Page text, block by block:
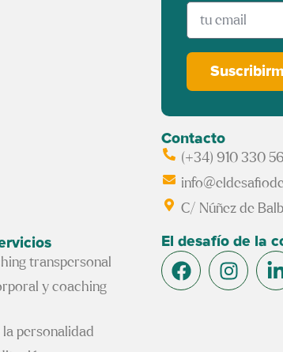
transpersonal
y coaching
la personalidad
Contacto
(+34) 910 330
C/ Núñez de
El desafío de la